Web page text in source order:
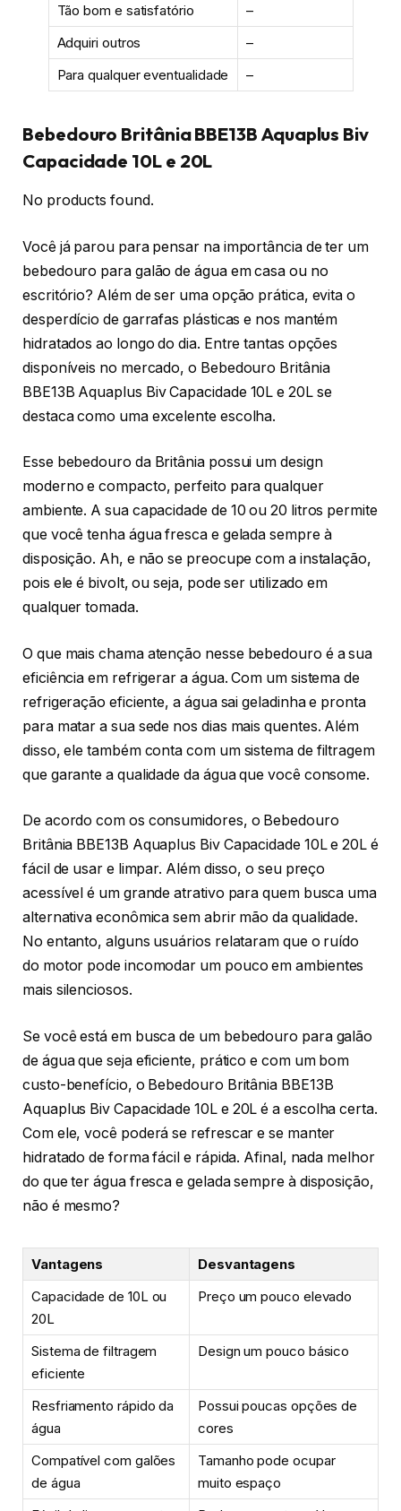
Tão bom e satisfatório
–
Adquiri outros
–
Para qualquer eventualidade
–
Bebedouro Britânia BBE13B Aquaplus Biv
Capacidade 10L e 20L
No products found.
Você já parou para pensar na importância de ter um
bebedouro para galão de água em casa ou no
escritório? Além de ser uma opção prática, evita o
desperdício de garrafas plásticas e nos mantém
hidratados ao longo do dia. Entre tantas opções
disponíveis no mercado, o Bebedouro Britânia
BBE13B Aquaplus Biv Capacidade 10L e 20L se
destaca como uma excelente escolha.
Esse bebedouro da Britânia possui um design
moderno e compacto, perfeito para qualquer
ambiente. A sua capacidade de 10 ou 20 litros permite
que você tenha água fresca e gelada sempre à
disposição. Ah, e não se preocupe com a instalação,
pois ele é bivolt, ou seja, pode ser utilizado em
qualquer tomada.
O que mais chama atenção nesse bebedouro é a sua
eficiência em refrigerar a água. Com um sistema de
refrigeração eficiente, a água sai geladinha e pronta
para matar a sua sede nos dias mais quentes. Além
disso, ele também conta com um sistema de filtragem
que garante a qualidade da água que você consome.
De acordo com os consumidores, o Bebedouro
Britânia BBE13B Aquaplus Biv Capacidade 10L e 20L é
fácil de usar e limpar. Além disso, o seu preço
acessível é um grande atrativo para quem busca uma
alternativa econômica sem abrir mão da qualidade.
No entanto, alguns usuários relataram que o ruído
do motor pode incomodar um pouco em ambientes
mais silenciosos.
Se você está em busca de um bebedouro para galão
de água que seja eficiente, prático e com um bom
custo-benefício, o Bebedouro Britânia BBE13B
Aquaplus Biv Capacidade 10L e 20L é a escolha certa.
Com ele, você poderá se refrescar e se manter
hidratado de forma fácil e rápida. Afinal, nada melhor
do que ter água fresca e gelada sempre à disposição,
não é mesmo?
Vantagens
Desvantagens
Capacidade de 10L ou
20L
Preço um pouco elevado
Sistema de filtragem
eficiente
Design um pouco básico
Resfriamento rápido da
água
Possui poucas opções de
cores
Compatível com galões
de água
Tamanho pode ocupar
muito espaço